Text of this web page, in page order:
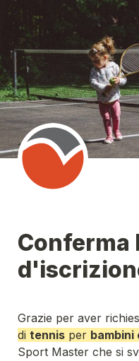
Conferma
Grazie per aver
di tennis per bambini
Sport Master che si